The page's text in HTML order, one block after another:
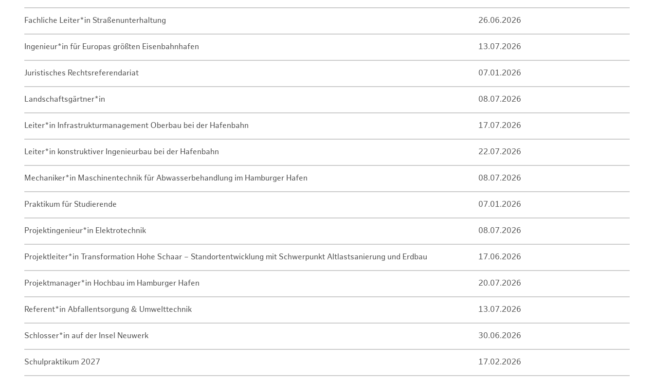
Fachliche Leiter*in Straßenunterhaltung 26.06.2026
Ingenieur*in für Europas größten Eisenbahnhafen 13.07.2026
Juristisches Rechtsreferendariat 07.01.2026
Landschaftsgärtner*in 08.07.2026
Leiter*in Infrastrukturmanagement Oberbau bei der Hafenbahn 17.07.2026
Leiter*in konstruktiver Ingenieurbau bei der Hafenbahn 22.07.2026
Mechaniker*in Maschinentechnik für Abwasserbehandlung im Hamburger Hafen 08.07.2026
Praktikum für Studierende 07.01.2026
Projektingenieur*in Elektrotechnik 08.07.2026
Projektleiter*in Transformation Hohe Schaar – Standortentwicklung mit Schwerpunkt Altlastsanierung und Erdbau 17.06.2026
Projektmanager*in Hochbau im Hamburger Hafen 20.07.2026
Referent*in Abfallentsorgung & Umwelttechnik 13.07.2026
Schlosser*in auf der Insel Neuwerk 30.06.2026
Schulpraktikum 2027 17.02.2026